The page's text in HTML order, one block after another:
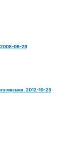
2008-06-29
музыки. 2012-10-25